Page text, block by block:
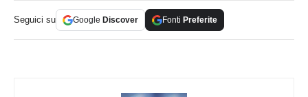
Seguici su Google Discover Fonti Preferite